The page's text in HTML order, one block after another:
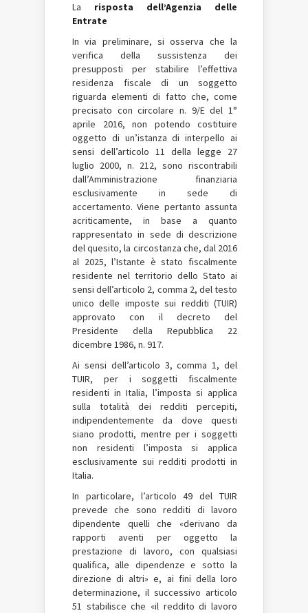
La risposta dell’Agenzia delle
Entrate
In via preliminare, si osserva che la
verifica della sussistenza dei
presupposti per stabilire l’effettiva
residenza fiscale di un soggetto
riguarda elementi di fatto che, come
precisato con circolare n. 9/E del 1°
aprile 2016, non potendo costituire
oggetto di un’istanza di interpello ai
sensi dell’articolo 11 della legge 27
luglio 2000, n. 212, sono riscontrabili
dall’Amministrazione finanziaria
esclusivamente in sede di
accertamento. Viene pertanto assunta
acriticamente, in base a quanto
rappresentato in sede di descrizione
del quesito, la circostanza che, dal 2016
al 2025, l’Istante è stato fiscalmente
residente nel territorio dello Stato ai
sensi dell’articolo 2, comma 2, del testo
unico delle imposte sui redditi (TUIR)
approvato con il decreto del
Presidente della Repubblica 22
dicembre 1986, n. 917.
Ai sensi dell’articolo 3, comma 1, del
TUIR, per i soggetti fiscalmente
residenti in Italia, l’imposta si applica
sulla totalità dei redditi percepiti,
indipendentemente da dove questi
siano prodotti, mentre per i soggetti
non residenti l’imposta si applica
esclusivamente sui redditi prodotti in
Italia.
In particolare, l’articolo 49 del TUIR
prevede che sono redditi di lavoro
dipendente quelli che «derivano da
rapporti aventi per oggetto la
prestazione di lavoro, con qualsiasi
qualifica, alle dipendenze e sotto la
direzione di altri» e, ai fini della loro
determinazione, il successivo articolo
51 stabilisce che «il reddito di lavoro